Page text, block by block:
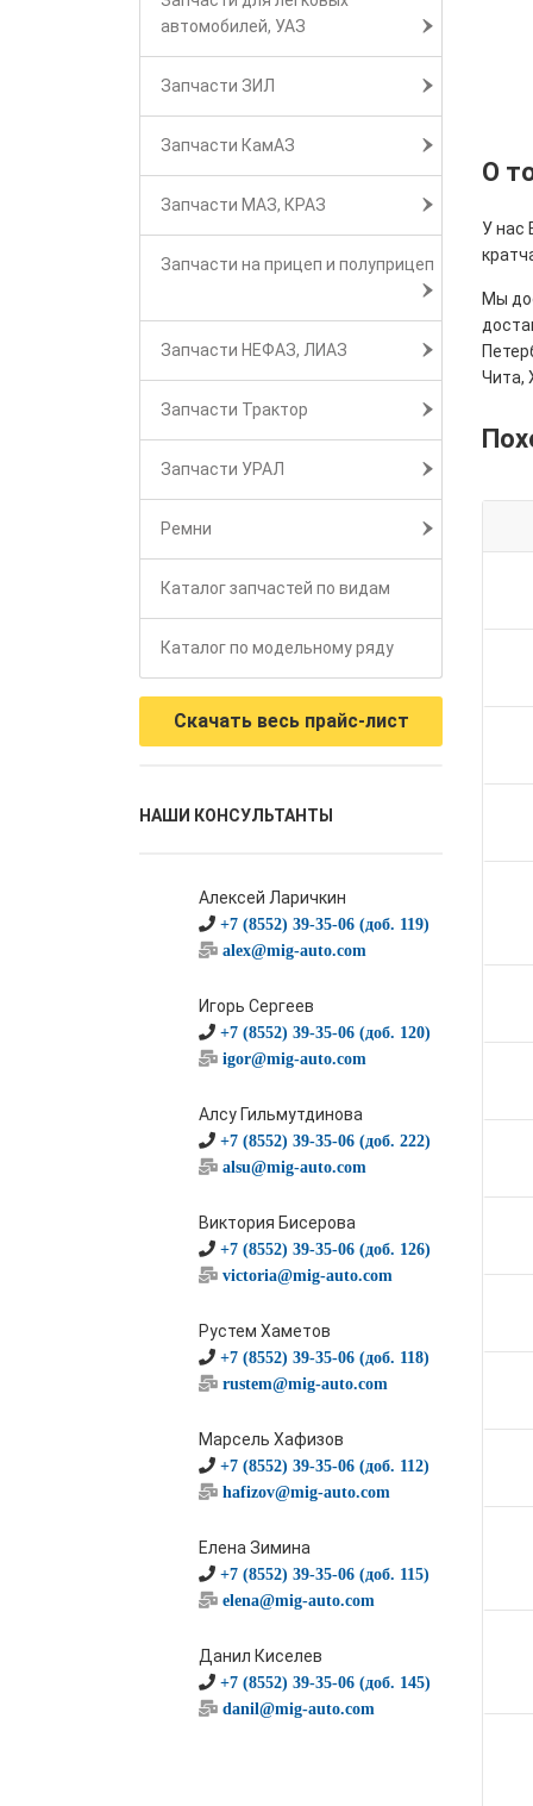
автомобилей, УАЗ
Запчасти ЗИЛ
Запчасти КамАЗ
Запчасти МАЗ, КРАЗ
Запчасти на прицеп и полуприцеп
Запчасти НЕФАЗ, ЛИАЗ
Запчасти Трактор
Запчасти УРАЛ
Ремни
Каталог запчастей по видам
Каталог по модельному ряду
Скачать весь прайс-лист
НАШИ КОНСУЛЬТАНТЫ
Алексей Ларичкин
+7 (8552) 39-35-06 (доб. 119)
alex@mig-auto.com
Игорь Сергеев
+7 (8552) 39-35-06 (доб. 120)
igor@mig-auto.com
Алсу Гильмутдинова
+7 (8552) 39-35-06 (доб. 222)
alsu@mig-auto.com
Виктория Бисерова
+7 (8552) 39-35-06 (доб. 126)
victoria@mig-auto.com
Рустем Хаметов
+7 (8552) 39-35-06 (доб. 118)
rustem@mig-auto.com
Марсель Хафизов
+7 (8552) 39-35-06 (доб. 112)
hafizov@mig-auto.com
Елена Зимина
+7 (8552) 39-35-06 (доб. 115)
elena@mig-auto.com
Данил Киселев
+7 (8552) 39-35-06 (доб. 145)
danil@mig-auto.com
О
У нас
Мы
Чита,